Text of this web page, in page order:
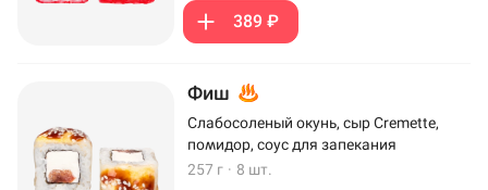
389 ₽
Фиш
Слабосоленый окунь, сыр Cremette,
помидор, соус для запекания
257 г · 8 шт.